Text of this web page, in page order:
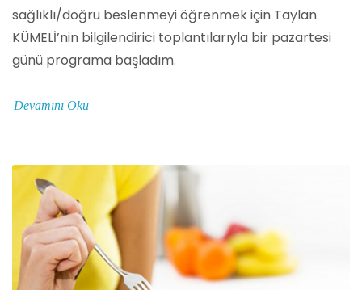
sağlıklı/doğru beslenmeyi öğrenmek için Taylan
KÜMELİ’nin bilgilendirici toplantılarıyla bir pazartesi
günü programa başladım.
Devamını Oku